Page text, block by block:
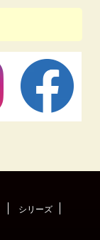
シリーズ